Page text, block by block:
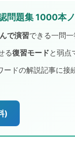
問題集 1000本
で演習できる一問
る復習モードと弱点
ドの解説記事に接
)